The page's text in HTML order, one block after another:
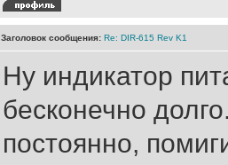
Заголовок сообщения: Re: DIR-615 Rev K1
Ну индикатор
бесконечно
постоянно,